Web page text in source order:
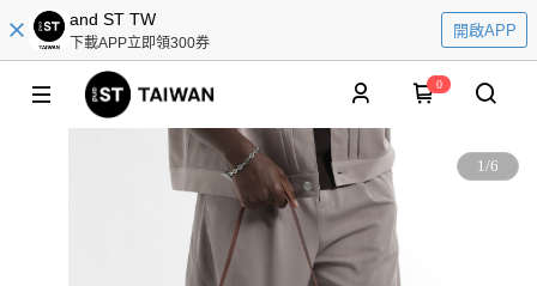
and ST TW
下載APP立即領300券
開啟APP
0
1/6